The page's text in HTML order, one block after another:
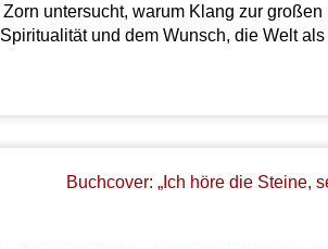
Zorn untersucht, warum Klang zur großen
Spiritualität und dem Wunsch, die Weltals